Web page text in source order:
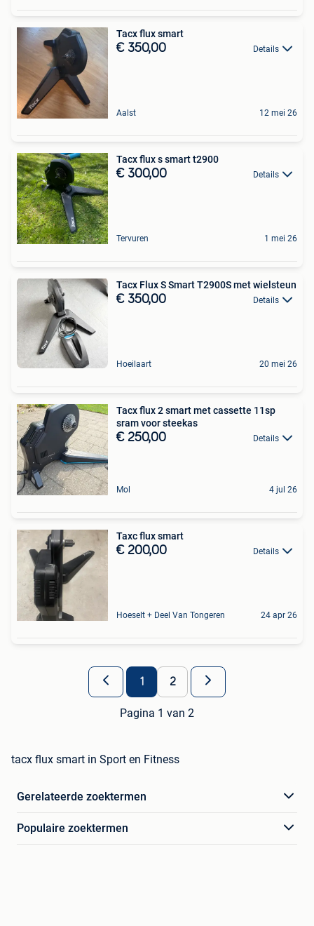
Tacx flux smart
€ 350,00 Details
Aalst 12 mei 26
Tacx flux s smart t2900
€ 300,00 Details
Tervuren 1 mei 26
Tacx Flux S Smart T2900S met wielsteun
€ 350,00 Details
Hoeilaart 20 mei 26
Tacx flux 2 smart met cassette 11sp
sram voor steekas
€ 250,00 Details
Mol 4 jul 26
Taxc flux smart
€ 200,00 Details
Hoeselt + Deel Van Tongeren 24 apr 26
1 2
Pagina 1 van 2
tacx flux smart in Sport en Fitness
Gerelateerde zoektermen
Populaire zoektermen